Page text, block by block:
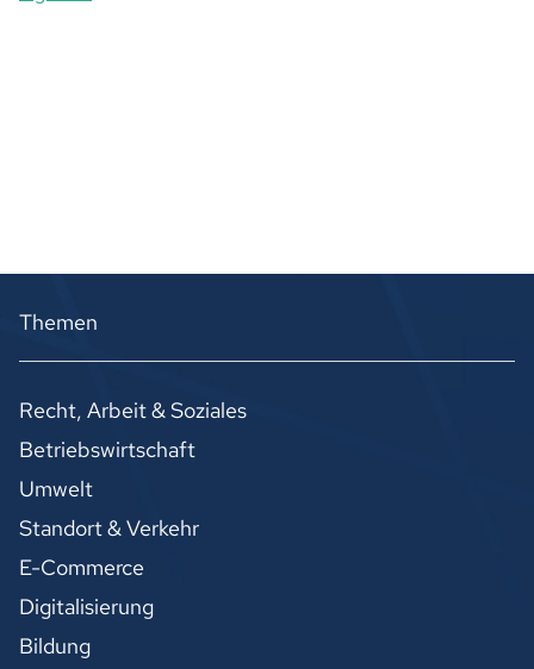
Themen
Recht, Arbeit & Soziales
Betriebswirtschaft
Umwelt
Standort & Verkehr
E-Commerce
Digitalisierung
Bildung